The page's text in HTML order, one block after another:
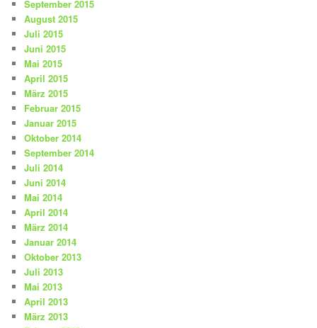
September 2015
August 2015
Juli 2015
Juni 2015
Mai 2015
April 2015
März 2015
Februar 2015
Januar 2015
Oktober 2014
September 2014
Juli 2014
Juni 2014
Mai 2014
April 2014
März 2014
Januar 2014
Oktober 2013
Juli 2013
Mai 2013
April 2013
März 2013